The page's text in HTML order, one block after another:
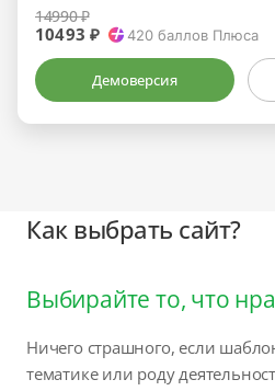
14990 ₽
10493 ₽ 420 баллов Плюса
Демоверсия
Как выбрать сайт?
Выбирайте то, что
Ничего страшного, если
тематике или роду